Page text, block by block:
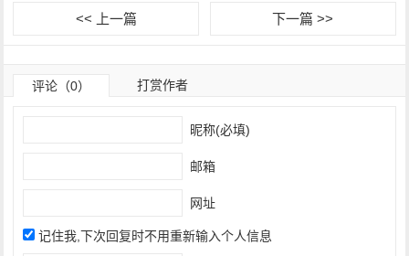
<< 上一篇 下一篇 >>
评论（0） 打赏作者
昵称(必填)
邮箱
网址
记住我,下次回复时不用重新输入个人信息